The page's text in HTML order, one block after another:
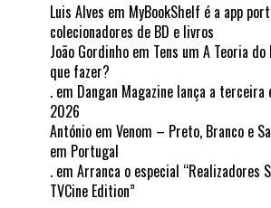
Luis Alves em MyBookShelf é a app
colecionadores de BD e livros
João Gordinho em Tens um A Teoria
que fazer?
. em Dangan Magazine lança a
2026
António em Venom – Preto, Branco e
em Portugal
. em Arranca o especial “Realizadores
TVCine Edition”